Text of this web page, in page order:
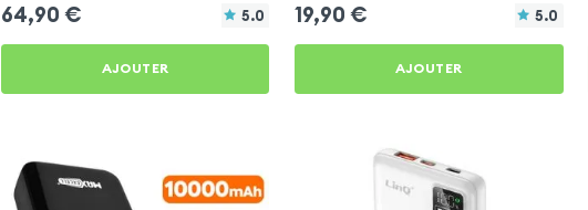
64,90 € 5.0
AJOUTER
19,90 € 5.0
AJOUTER